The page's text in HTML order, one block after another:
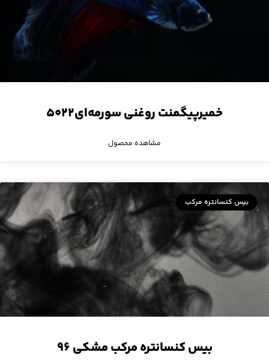
خمیرپیگمنت روغنی سورمه‌ای۵۰۲۲
مشاهده محصول
بیس کنسانتره مرکب
بیس کنسانتره مرکب مشکی ۹۶